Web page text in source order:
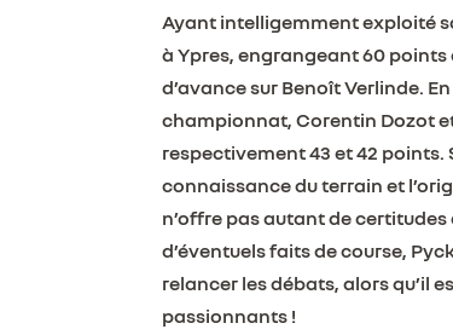
Ayant intelligemment exploité
à Ypres, engrangeant 60 points
d’avance sur Benoît Verlinde.
championnat, Corentin Dozot
respectivement 43 et 42 points.
connaissance du terrain et
n’offre pas autant de
d’éventuels faits de course,
relancer les débats, alors qu’il
passionnants !